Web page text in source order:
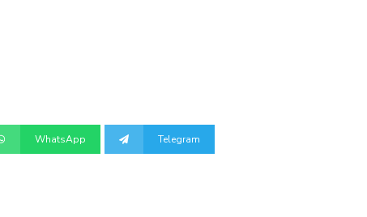
WhatsApp Telegram